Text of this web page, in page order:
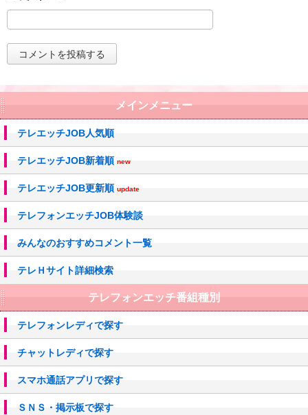
メインメニュー
テレエッチJOB人気順
テレエッチJOB新着順 new
テレエッチJOB更新順 update
テレフォンエッチJOB体験談
みんなのおすすめコメント一覧
テレＨサイト詳細検索
テレフォンエッチ番組種別
テレフォンレディで探す
チャットレディで探す
スマホ通話アプリで探す
ＳＮＳ・掲示板で探す